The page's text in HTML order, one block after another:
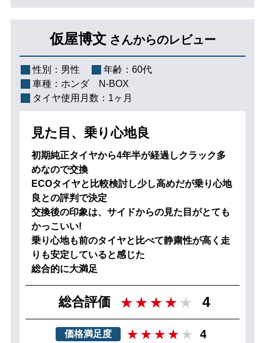
仮屋博文 さんからのレビュー
性別： 男性 年齢： 60代
車種： ホンダ N-BOX
タイヤ使用月数： 1ヶ月
見た目、乗り心地良
初期純正タイヤから4年半が経過しクラック多
めなので交換
ECOタイヤと比較検討し少し高めだが乗り心地
良との評判で決定
交換後の印象は、サイドからの見た目がとても
かっこいい!
乗り心地も前のタイヤと比べて静粛性が高く走
りも安定していると感じた
総合的に大満足
総合評価 4
価格満足度 4